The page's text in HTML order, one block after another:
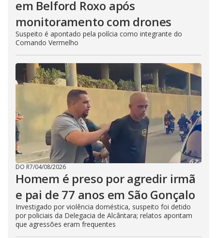
em Belford Roxo após
monitoramento com drones
Suspeito é apontado pela polícia como integrante do
Comando Vermelho
DO R7/04/08/2026
Homem é preso por agredir irmã
e pai de 77 anos em São Gonçalo
Investigado por violência doméstica, suspeito foi detido
por policiais da Delegacia de Alcântara; relatos apontam
que agressões eram frequentes